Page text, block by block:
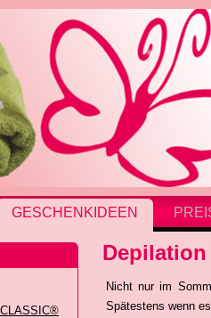
GESCHENKIDEEN
Nicht nur im
Spätestens wenn